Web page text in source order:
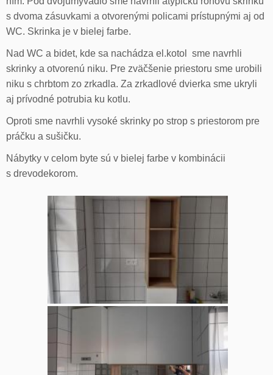
s dvoma zásuvkami a otvorenými policami prístupnými aj od
WC. Skrinka je v bielej farbe.
Nad WC a bidet, kde sa nachádza el.kotol sme navrhli
skrinky a otvorenú niku. Pre zväčšenie priestoru sme urobili
niku s chrbtom zo zrkadla. Za zrkadlové dvierka sme ukryli
aj prívodné potrubia ku kotlu.
Oproti sme navrhli vysoké skrinky po strop s priestorom pre
práčku a sušičku.
Nábytky v celom byte sú v bielej farbe v kombinácii
s drevodekorom.